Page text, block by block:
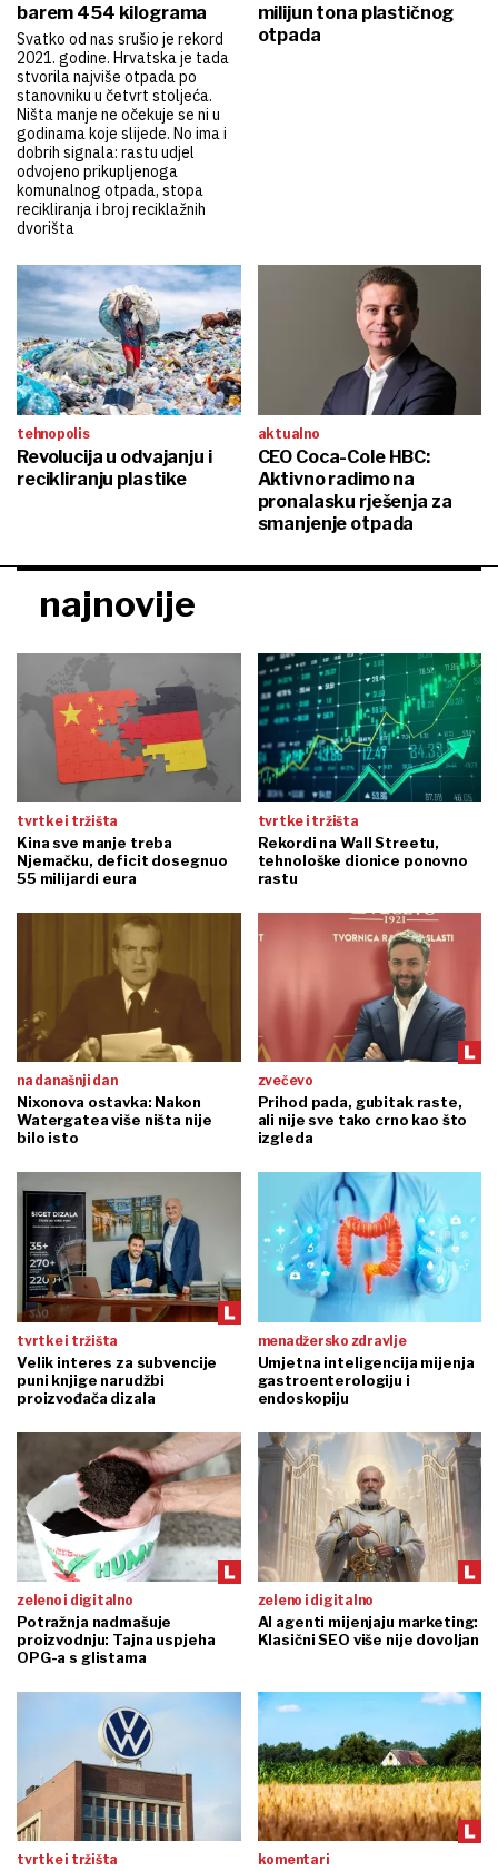
barem 454 kilograma
Svatko od nas srušio je rekord
2021. godine. Hrvatska je tada
stvorila najviše otpada po
stanovniku u četvrt stoljeća.
Ništa manje ne očekuje se ni u
godinama koje slijede. No ima i
dobrih signala: rastu udjel
odvojeno prikupljenoga
komunalnog otpada, stopa
recikliranja i broj reciklažnih
dvorišta
milijun tona plastičnog
otpada
tehnopolis
Revolucija u odvajanju i
recikliranju plastike
aktualno
CEO Coca-Cole HBC:
Aktivno radimo na
pronalasku rješenja za
smanjenje otpada
najnovije
tvrtke i tržišta
Kina sve manje treba
Njemačku, deficit dosegnuo
55 milijardi eura
tvrtke i tržišta
Rekordi na Wall Streetu,
tehnološke dionice ponovno
rastu
na današnji dan
Nixonova ostavka: Nakon
Watergatea više ništa nije
bilo isto
zvečevo
Prihod pada, gubitak raste,
ali nije sve tako crno kao što
izgleda
tvrtke i tržišta
Velik interes za subvencije
puni knjige narudžbi
proizvođača dizala
menadžersko zdravlje
Umjetna inteligencija mijenja
gastroenterologiju i
endoskopiju
zeleno i digitalno
Potražnja nadmašuje
proizvodnju: Tajna uspjeha
OPG-a s glistama
zeleno i digitalno
AI agenti mijenjaju marketing:
Klasični SEO više nije dovoljan
tvrtke i tržišta komentari